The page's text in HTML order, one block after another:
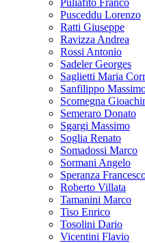
Puliafito Franco
Pusceddu Lorenzo
Ratti Giuseppe
Ravizza Andrea
Rossi Antonio
Sadeler Georges
Saglietti Maria
Sanfilippo
Scomegna
Semeraro Donato
Sgargi Massimo
Soglia Renato
Somadossi Marco
Sormani Angelo
Speranza
Roberto Villata
Tamanini Marco
Tiso Enrico
Tosolini Dario
Vicentini Flavio